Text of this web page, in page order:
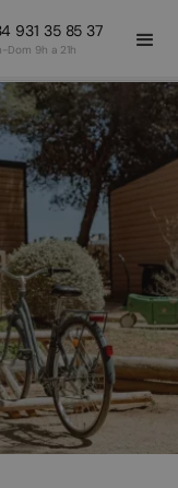
931 35 85 37
Dom 9h a 21h